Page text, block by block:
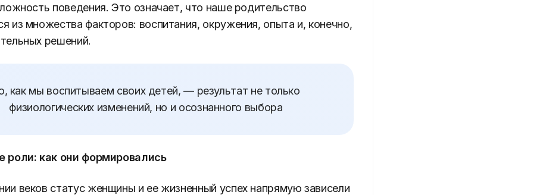
поведения. Это означает, что наше родительство
из множества факторов: воспитания, окружения, опыта и, конечно,
решений.
как мы воспитываем своих детей, — результат не только
физиологических изменений, но и осознанного выбора
роли: как они формировались
веков статус женщины и ее жизненный успех напрямую зависели